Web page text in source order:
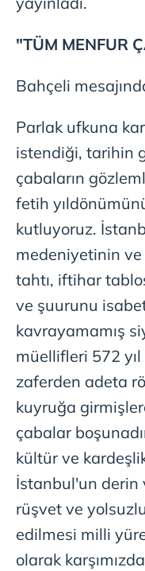
"TÜM MENFUR
Bahçeli
Parlak ufkuna
istendiği, tarihin
çabaların
fetih
kutluyoruz.
medeniyetinin ve
tahtı, iftihar
ve şuurunu
kavrayamamış
müellifleri 572
zaferden adeta
kuyruğa
çabalar
kültür ve
İstanbul'un derin
rüşvet ve
edilmesi milli
olarak